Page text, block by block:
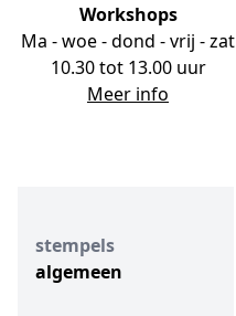
Workshops
Ma - woe - dond - vrij - zat
10.30 tot 13.00 uur
Meer info
stempels
algemeen